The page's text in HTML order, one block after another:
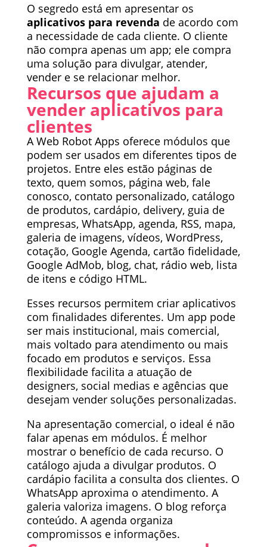
O segredo está em apresentar os
aplicativos para revenda de acordo com
a necessidade de cada cliente. O cliente
não compra apenas um app; ele compra
uma solução para divulgar, atender,
vender e se relacionar melhor.
Recursos que ajudam a
vender aplicativos para
clientes
A Web Robot Apps oferece módulos que
podem ser usados em diferentes tipos de
projetos. Entre eles estão páginas de
texto, quem somos, página web, fale
conosco, contato personalizado, catálogo
de produtos, cardápio, delivery, guia de
empresas, WhatsApp, agenda, RSS, mapa,
galeria de imagens, vídeos, WordPress,
cotação, Google Agenda, cartão fidelidade,
Google AdMob, blog, chat, rádio web, lista
de itens e código HTML.
Esses recursos permitem criar aplicativos
com finalidades diferentes. Um app pode
ser mais institucional, mais comercial,
mais voltado para atendimento ou mais
focado em produtos e serviços. Essa
flexibilidade facilita a atuação de
designers, social medias e agências que
desejam vender soluções personalizadas.
Na apresentação comercial, o ideal é não
falar apenas em módulos. É melhor
mostrar o benefício de cada recurso. O
catálogo ajuda a divulgar produtos. O
cardápio facilita a consulta dos clientes. O
WhatsApp aproxima o atendimento. A
galeria valoriza imagens. O blog reforça
conteúdo. A agenda organiza
compromissos e informações.